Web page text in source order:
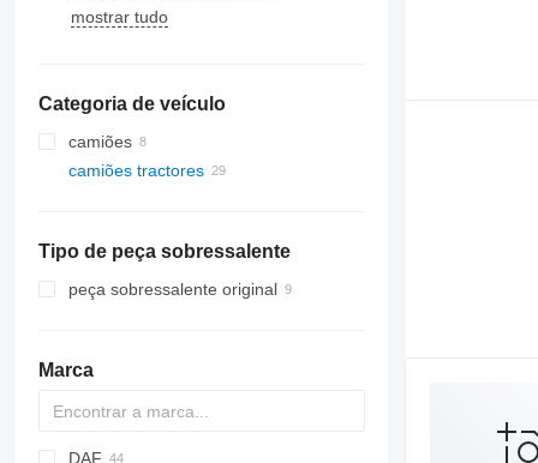
mostrar tudo
Categoria de veículo
camiões
camiões tractores
Tipo de peça sobressalente
peça sobressalente original
Marca
DAF